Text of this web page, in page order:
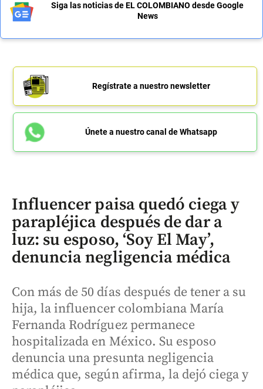
Siga las noticias de EL COLOMBIANO desde Google
News
Regístrate a nuestro newsletter
Únete a nuestro canal de Whatsapp
Influencer paisa quedó ciega y
parapléjica después de dar a
luz: su esposo, ‘Soy El May’,
denuncia negligencia médica
Con más de 50 días después de tener a su
hija, la influencer colombiana María
Fernanda Rodríguez permanece
hospitalizada en México. Su esposo
denuncia una presunta negligencia
médica que, según afirma, la dejó ciega y